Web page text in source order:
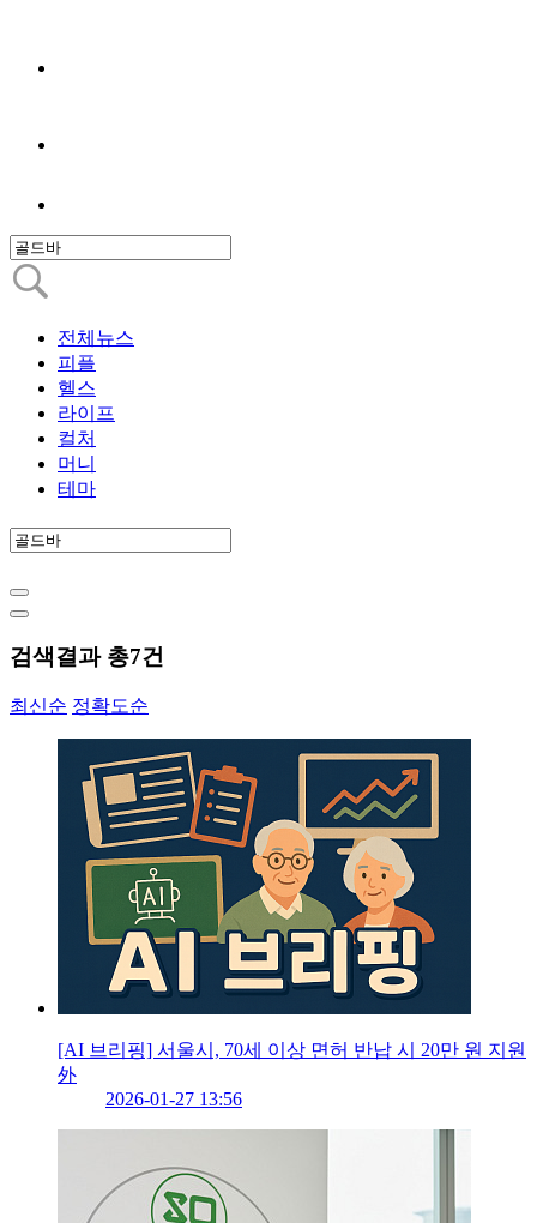
전체뉴스
피플
헬스
라이프
컬처
머니
테마
검색결과 총7건
최신순 정확도순
[AI 브리핑] 서울시, 70세 이상 면허 반납 시 20만 원 지원
外
2026-01-27 13:56